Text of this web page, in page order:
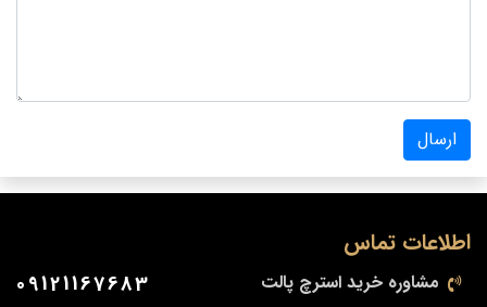
ارسال
اطلاعات تماس
مشاوره خرید استرچ پالت 09121167683